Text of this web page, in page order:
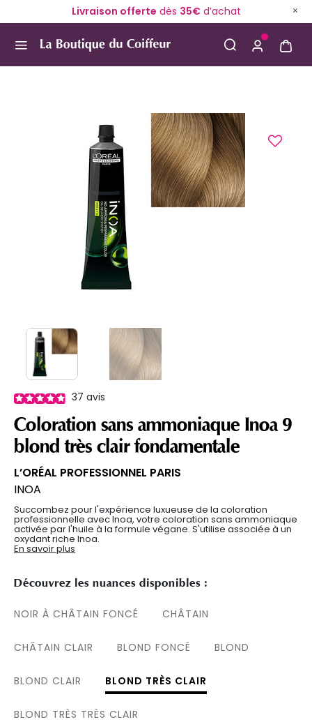
Livraison offerte dès 35€d’achat
37 avis
Coloration sans ammoniaque Inoa 9
blond très clair fondamentale
L’ORÉAL PROFESSIONNEL PARIS
INOA
Succombez pour l'expérience luxueuse de la coloration
professionnelle avec Inoa, votre coloration sans ammoniaque
activée par l'huile à la formule végane. S'utilise associée à un
oxydant riche Inoa.
En savoir plus
Découvrez les nuances disponibles :
NOIR À CHÂTAIN FONCÉ CHÂTAIN
CHÂTAIN CLAIR BLOND FONCÉ BLOND
BLOND CLAIR BLOND TRÈS CLAIR
BLOND TRÈS TRÈS CLAIR